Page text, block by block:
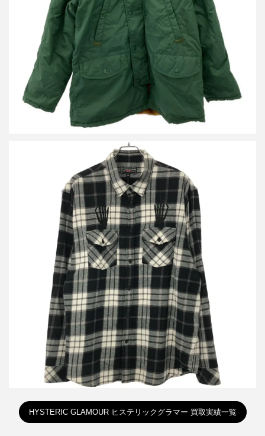
買取金額18,000円
詳しく見る
シュプリーム×ヒステリックグラマー 21SS Plaid Flannel Shirt フ
ランネルチェックシャツ
買取金額12,000円
詳しく見る
HYSTERIC GLAMOUR ヒステリックグラマー 買取実績一覧